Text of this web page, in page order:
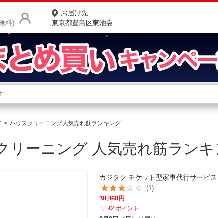
料)
お届け先
東京都豊島区東池袋
商品をさがす
ランキングからさがす
カテゴリ一覧からさがす
ハウスクリーニング人気売れ筋ランキング
リーニング 人気売れ筋ラン
カジタク チケット型家事代行サービ
(1)
38,060円
1,142 ポイント